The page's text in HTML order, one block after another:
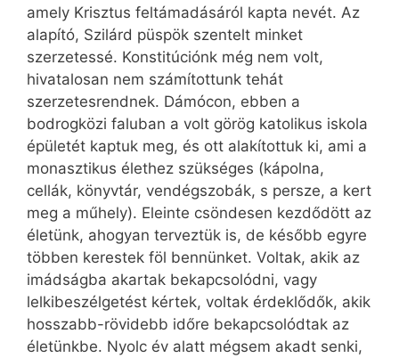
amely Krisztus feltámadásáról kapta nevét. Az
alapító, Szilárd püspök szentelt minket
szerzetessé. Konstitúciónk még nem volt,
hivatalosan nem számítottunk tehát
szerzetesrendnek. Dámócon, ebben a
bodrogközi faluban a volt görög katolikus iskola
épületét kaptuk meg, és ott alakítottuk ki, ami a
monasztikus élethez szükséges (kápolna,
cellák, könyvtár, vendégszobák, s persze, a kert
meg a műhely). Eleinte csöndesen kezdődött az
életünk, ahogyan terveztük is, de később egyre
többen kerestek föl bennünket. Voltak, akik az
imádságba akartak bekapcsolódni, vagy
lelkibeszélgetést kértek, voltak érdeklődők, akik
hosszabb-rövidebb időre bekapcsolódtak az
életünkbe. Nyolc év alatt mégsem akadt senki,